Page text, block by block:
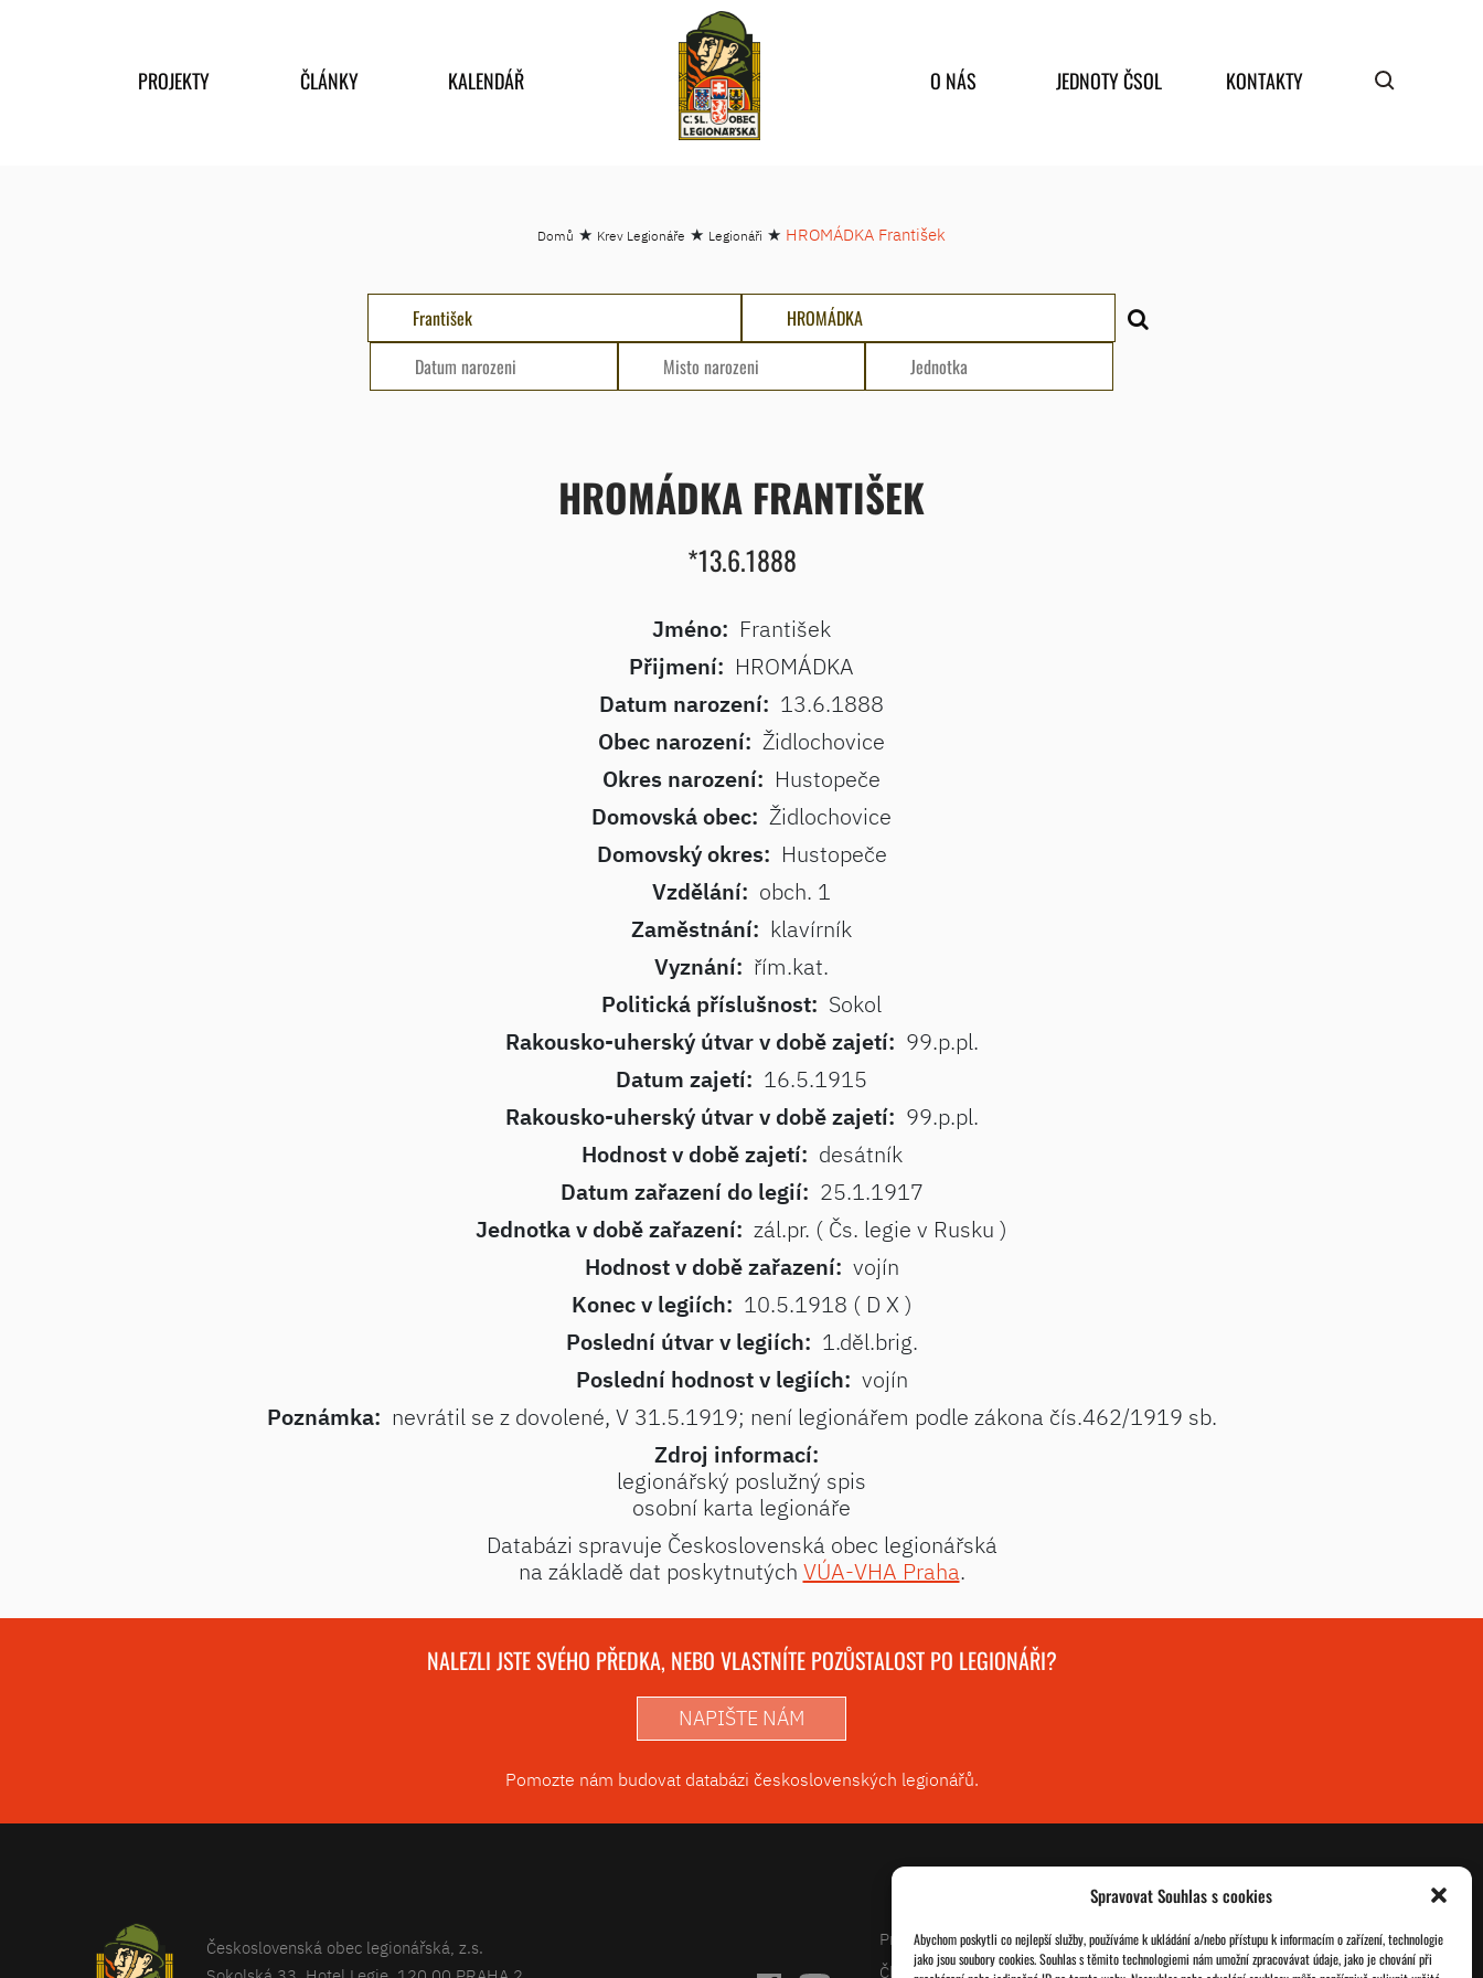
Spravovat Souhlas s cookies
Abychom poskytli co nejlepší služby, používáme k ukládání a/nebo přístupu k informacím o zařízení, technologie
jako jsou soubory cookies. Souhlas s těmito technologiemi nám umožní zpracovávat údaje, jako je chování při
PROJEKTY ČLÁNKY KALENDÁŘ O NÁS JEDNOTY ČSOL KONTAKTY
Domů ★ Krev Legionáře ★ Legionáři ★ HROMÁDKA František
HROMÁDKA FRANTIŠEK
*13.6.1888
Jméno: František
Přijmení: HROMÁDKA
Datum narození: 13.6.1888
Obec narození: Židlochovice
Okres narození: Hustopeče
Domovská obec: Židlochovice
Domovský okres: Hustopeče
Vzdělání: obch. 1
Zaměstnání: klavírník
Vyznání: řím.kat.
Politická příslušnost: Sokol
Rakousko-uherský útvar v době zajetí: 99.p.pl.
Datum zajetí: 16.5.1915
Rakousko-uherský útvar v době zajetí: 99.p.pl.
Hodnost v době zajetí: desátník
Datum zařazení do legií: 25.1.1917
Jednotka v době zařazení: zál.pr. ( Čs. legie v Rusku )
Hodnost v době zařazení: vojín
Konec v legiích: 10.5.1918 ( D X )
Poslední útvar v legiích: 1.děl.brig.
Poslední hodnost v legiích: vojín
Poznámka: nevrátil se z dovolené, V 31.5.1919; není legionářem podle zákona čís.462/1919 sb.
Zdroj informací:
legionářský poslužný spis
osobní karta legionáře
Databázi spravuje Československá obec legionářská
na základě dat poskytnutých VÚA-VHA Praha.
NALEZLI JSTE SVÉHO PŘEDKA, NEBO VLASTNÍTE POZŮSTALOST PO LEGIONÁŘI?
NAPIŠTE NÁM
Pomozte nám budovat databázi československých legionářů.
Československá obec legionářská, z.s.
Projekty
Články
O nás
Jednoty ČSOL
Databáze legionářů
Pro členy